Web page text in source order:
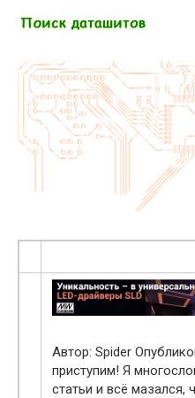
Автор: Spider
приступим! Я
статьи и всё мазался,